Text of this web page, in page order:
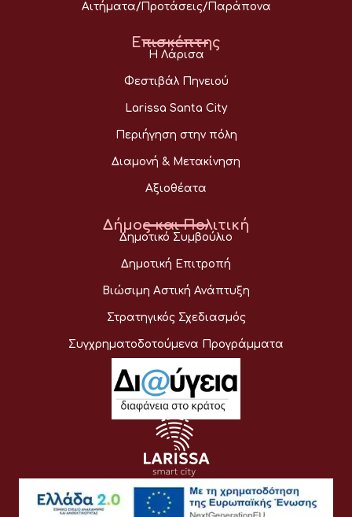
Αιτήματα/Προτάσεις/Παράπονα
Επισκέπτης
Η Λάρισα
Φεστιβάλ Πηνειού
Larissa Santa City
Περιήγηση στην πόλη
Διαμονή & Μετακίνηση
Αξιοθέατα
Δήμος και Πολιτική
Δημοτικό Συμβούλιο
Δημοτική Επιτροπή
Βιώσιμη Αστική Ανάπτυξη
Στρατηγικός Σχεδιασμός
Συγχρηματοδοτούμενα Προγράμματα